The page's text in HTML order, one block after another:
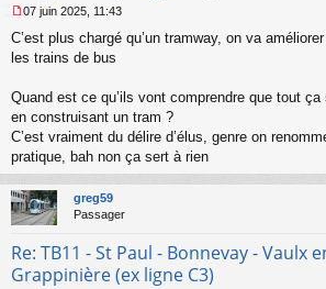
e
s
g
e
n
o
n
l
u
07 juin 2025, 11:43
C’est plus chargé qu’un tramway, on va
les trains de bus
Quand est ce qu’ils vont comprendre que tout
en construisant un tram ?
C’est vraiment du délire d’élus, genre on
pratique, bah non ça sert à rien
greg59
Passager
Re: TB11 - St Paul - Bonnevay - Vaulx
Grappinière (ex ligne C3)